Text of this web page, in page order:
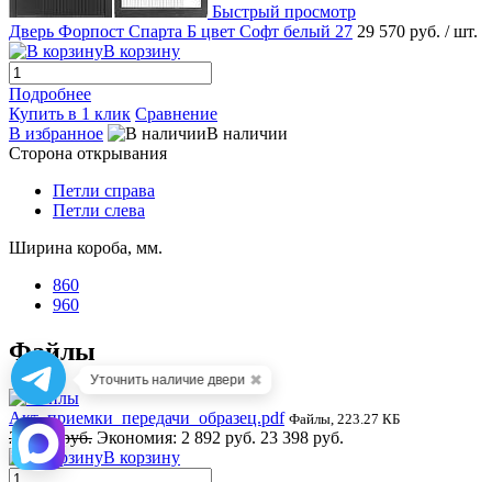
Быстрый просмотр
Дверь Форпост Спарта Б цвет Софт белый 27 29 570 руб. / шт.
В корзину
Подробнее
Купить в 1 клик Сравнение
В избранное
В наличии
Сторона открывания
Петли справа
Петли слева
Ширина короба, мм.
860
960
Файлы
Акт_приемки_передачи_образец.pdf Файлы, 223.27 КБ
26 290 руб. Экономия: 2 892 руб. 23 398 руб.
В корзину
Уточнить наличие двери ✖